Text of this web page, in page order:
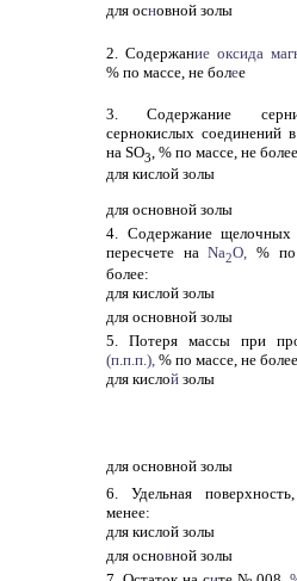
для основной золы
2. Содержание оксида
% по массе, не более
3. Содержание
сернокислых соединений
на SO3, % по массе, не
для кислой золы
для основной золы
4. Содержание щелочных
пересчете наNa2O, % по
более:
для кислой золы
для основной золы
5. Потеря массы при
(п.п.п.), % по массе, не
для кислой золы
для основной золы
6. Удельная
менее:
для кислой золы
для основной золы